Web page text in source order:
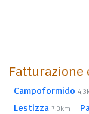
Fatturazione
Campoformido
Lestizza 7,3km